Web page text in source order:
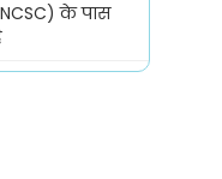
के पास